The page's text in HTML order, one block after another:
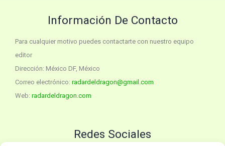
Información De Contacto
Para cualquier motivo puedes contactarte con nuestro equipo
editor
Dirección: México DF, México
Correo electrónico: radardeldragon@gmail.com
Web: radardeldragon.com
Redes Sociales